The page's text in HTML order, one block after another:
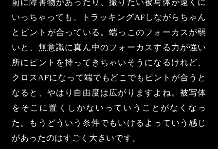
前に障害物があったり、撮りたい被写体が遠くに
いっちゃっても、トラッキングAFしながらちゃん
とピントが合っている。端っこのフォーカスが弱
いと、無意識に真ん中のフォーカスする力が強い
所にピントを持ってきちゃいそうになるけれど、
クロスAFになって端でもどこでもピントが合うと
なると、やはり自由度は広がりますよね。被写体
をそこに置くしかないっていうことがなくなっ
た。もうどういう条件でもいけるよっていう感じ
があったのはすごく大きいです。